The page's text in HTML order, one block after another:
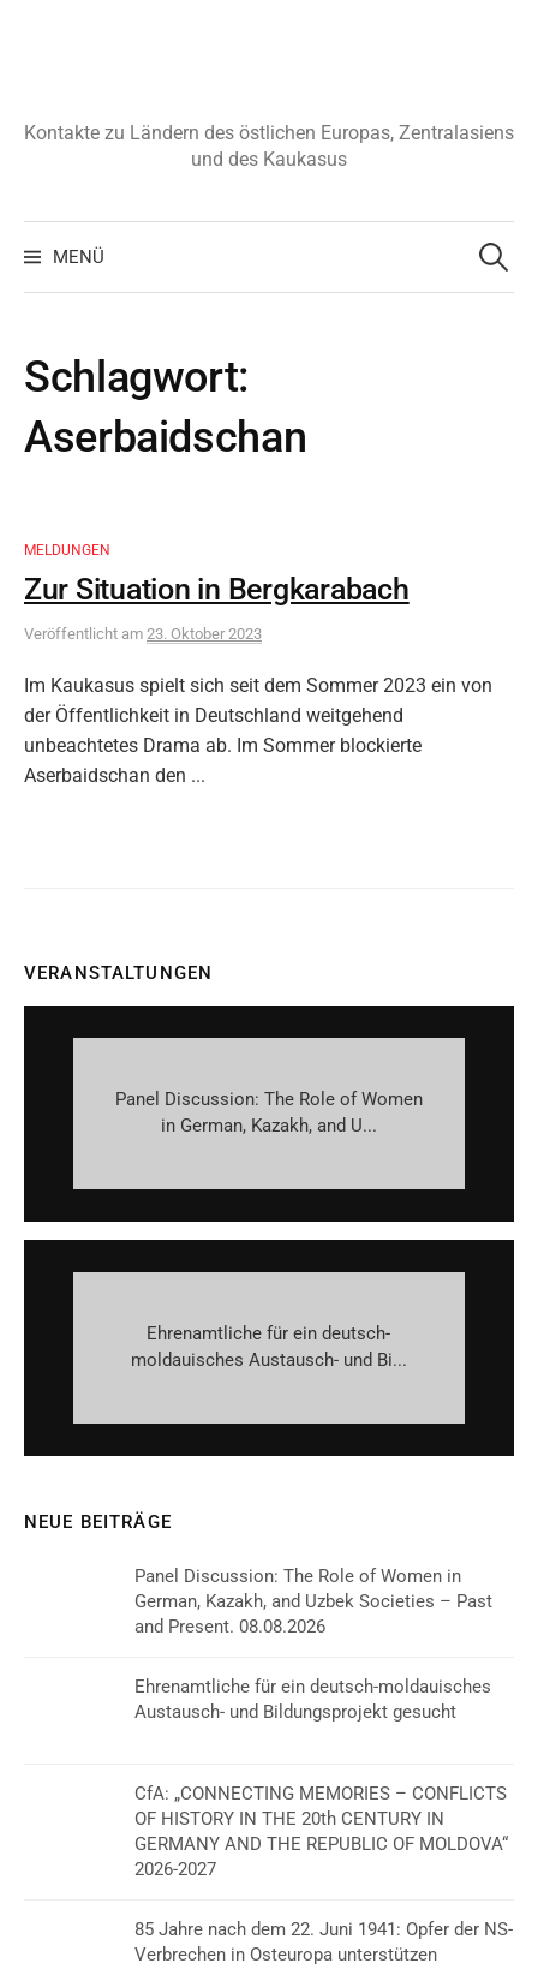
Kontakte zu Ländern des östlichen Europas, Zentralasiens
und des Kaukasus
MENÜ
Suchen
nach:
Schlagwort:
Aserbaidschan
MELDUNGEN
Zur Situation in Bergkarabach
Veröffentlicht am 23. Oktober 2023
Im Kaukasus spielt sich seit dem Sommer 2023 ein von
der Öffentlichkeit in Deutschland weitgehend
unbeachtetes Drama ab. Im Sommer blockierte
Aserbaidschan den ...
VERANSTALTUNGEN
Panel Discussion: The Role of Women
in German, Kazakh, and U...
Ehrenamtliche für ein deutsch-
moldauisches Austausch- und Bi...
NEUE BEITRÄGE
Panel Discussion: The Role of Women in
German, Kazakh, and Uzbek Societies – Past
and Present. 08.08.2026
Ehrenamtliche für ein deutsch-moldauisches
Austausch- und Bildungsprojekt gesucht
CfA: „CONNECTING MEMORIES – CONFLICTS
OF HISTORY IN THE 20th CENTURY IN
GERMANY AND THE REPUBLIC OF MOLDOVA“
2026-2027
85 Jahre nach dem 22. Juni 1941: Opfer der NS-
Verbrechen in Osteuropa unterstützen